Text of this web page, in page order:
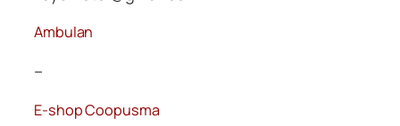
Ambulan
–
E-shop Coopusma